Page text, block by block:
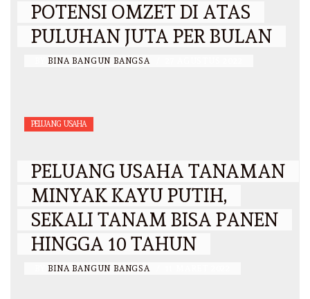
POTENSI OMZET DI ATAS
PULUHAN JUTA PER BULAN
BINA BANGUN BANGSA
PELUANG USAHA
PELUANG USAHA TANAMAN
MINYAK KAYU PUTIH,
SEKALI TANAM BISA PANEN
HINGGA 10 TAHUN
BINA BANGUN BANGSA